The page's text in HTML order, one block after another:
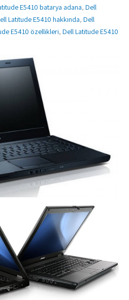
E5410 batarya adana, Dell
Latitude E5410 hakkında, Dell
E5410 özellikleri, Dell Latitude E5410